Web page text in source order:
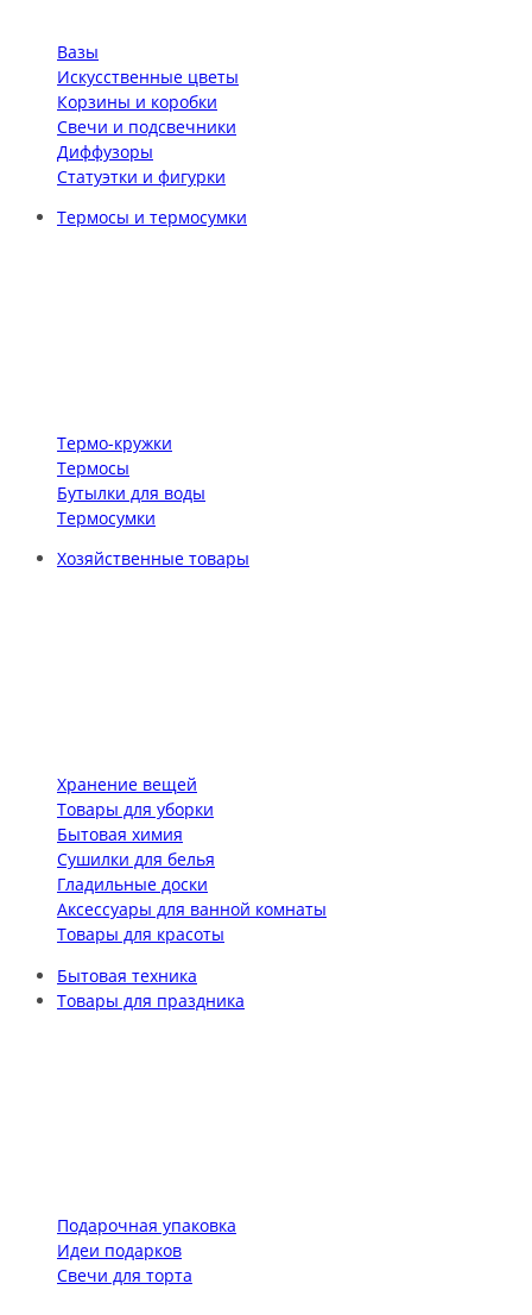
Вазы
Искусственные цветы
Корзины и коробки
Свечи и подсвечники
Диффузоры
Статуэтки и фигурки
Термосы и термосумки
Термо-кружки
Термосы
Бутылки для воды
Термосумки
Хозяйственные товары
Хранение вещей
Товары для уборки
Бытовая химия
Сушилки для белья
Гладильные доски
Аксессуары для ванной комнаты
Товары для красоты
Бытовая техника
Товары для праздника
Подарочная упаковка
Идеи подарков
Свечи для торта